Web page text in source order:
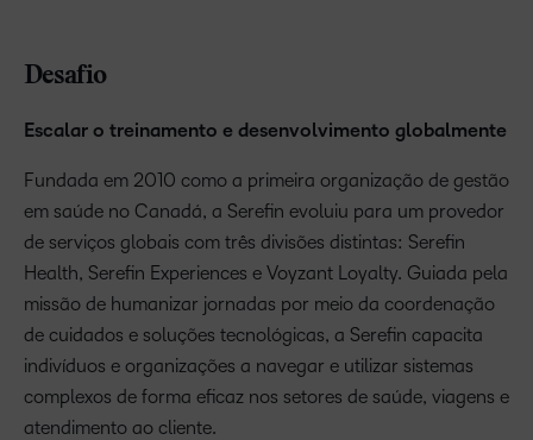
Desafio
Escalar o treinamento e desenvolvimento globalmente
Fundada em 2010 como a primeira organização de gestão
em saúde no Canadá, a Serefin evoluiu para um provedor
de serviços globais com três divisões distintas: Serefin
Health, Serefin Experiences e Voyzant Loyalty. Guiada pela
missão de humanizar jornadas por meio da coordenação
de cuidados e soluções tecnológicas, a Serefin capacita
indivíduos e organizações a navegar e utilizar sistemas
complexos de forma eficaz nos setores de saúde, viagens e
atendimento ao cliente.